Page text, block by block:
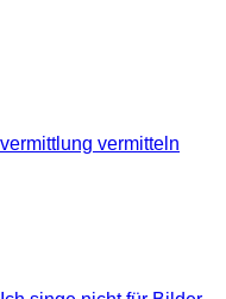
vermittlung vermitteln